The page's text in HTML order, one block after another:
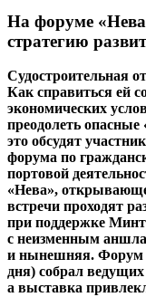
На форуме
стратегию
Судостроительная
Как справиться ей
экономических
преодолеть
это обсудят
форума по
портовой
«Нева»,
встречи проходят
при поддержке
с неизменным
и нынешняя. Форум
дня) собрал ведущих
а выставка